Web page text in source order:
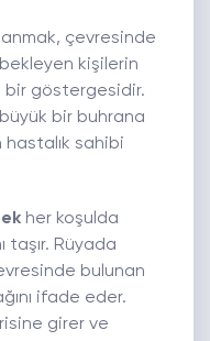
çevresinde
kişilerin
bir göstergesidir.
bir buhrana
hastalık sahibi
her koşulda
taşır. Rüyada
bulunan
ifade eder.
girer ve